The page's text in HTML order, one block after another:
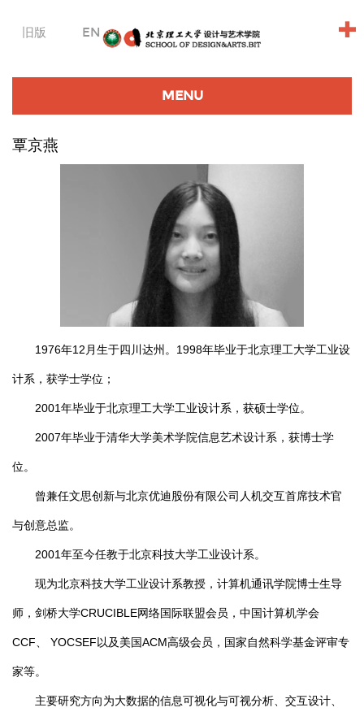
旧版 EN +
MENU
覃京燕
1976年12月生于四川达州。1998年毕业于北京理工大学工业设
计系，获学士学位；
2001年毕业于北京理工大学工业设计系，获硕士学位。
2007年毕业于清华大学美术学院信息艺术设计系，获博士学
位。
曾兼任文思创新与北京优迪股份有限公司人机交互首席技术官
与创意总监。
2001年至今任教于北京科技大学工业设计系。
现为北京科技大学工业设计系教授，计算机通讯学院博士生导
师，剑桥大学CRUCIBLE网络国际联盟会员，中国计算机学会
CCF、 YOCSEF以及美国ACM高级会员，国家自然科学基金评审专
家等。
主要研究方向为大数据的信息可视化与可视分析、交互设计、